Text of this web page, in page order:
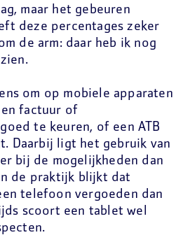
maar het gebeuren
deze percentages zeker
de arm: daar heb ik nog
om op mobiele apparaten
factuur of
te keuren, of een ATB
Daarbij ligt het gebruik van
bij de mogelijkheden dan
de praktijk blijkt dat
telefoon vergoeden dan
scoort een tablet wel